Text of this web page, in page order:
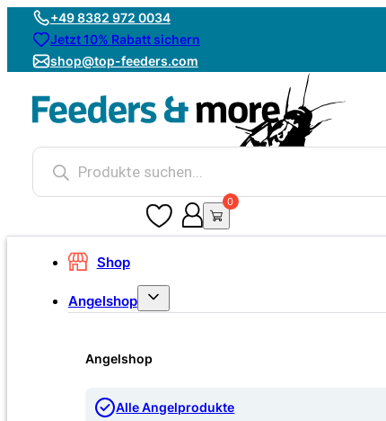
+49 8382 972 0034
Jetzt 10% Rabatt sichern
shop@top-feeders.com
Products
search
0 0
Shop
Angelshop
Angelshop
Alle Angelprodukte